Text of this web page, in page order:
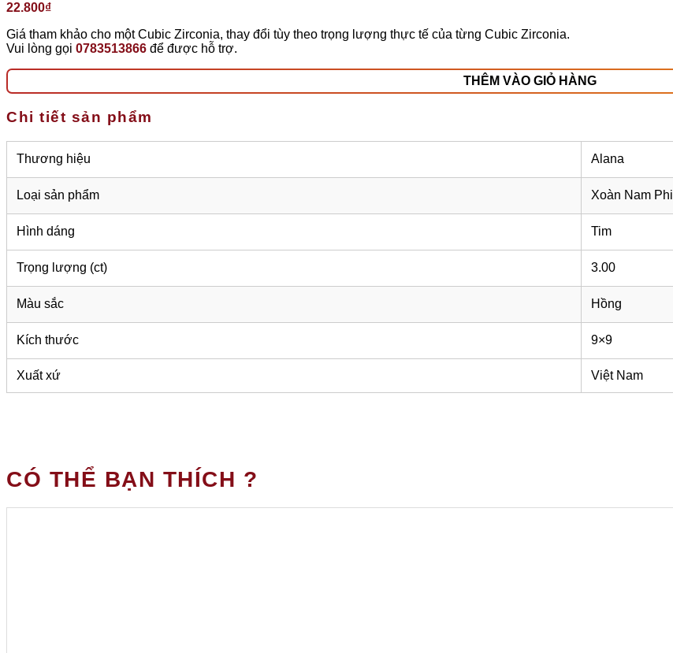
22.800₫
Giá tham khảo cho một Cubic Zirconia, thay đổi tùy theo trọng lượng thực tế của từng Cubic Zirconia.
Vui lòng gọi 0783513866 để được hỗ trợ.
THÊM VÀO GIỎ HÀNG
Chi tiết sản phẩm
Thương hiệu Alana
Loại sản phẩm Xoàn Nam Phi
Hình dáng Tim
Trọng lượng (ct) 3.00
Màu sắc Hồng
Kích thước 9×9
Xuất xứ Việt Nam
CÓ THỂ BẠN THÍCH ?